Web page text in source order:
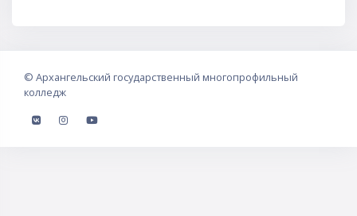
© Архангельский государственный многопрофильный
колледж